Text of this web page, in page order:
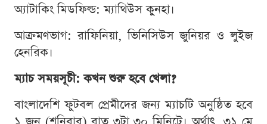
অ্যাটাকিং মিডফিল্ড: ম্যাথিউস কুনহা।
আক্রমণভাগ: রাফিনিয়া, ভিনিসিউস জুনিয়র ও লুইজ
হেনরিক।
ম্যাচ সময়সূচী: কখন শুরু হবে খেলা?
বাংলাদেশি ফুটবল প্রেমীদের জন্য ম্যাচটি অনুষ্ঠিত হবে